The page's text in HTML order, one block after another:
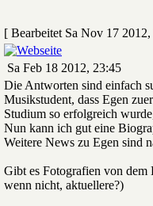
[ Bearbeitet Sa Nov 17
Sa Feb 18 2012, 23:45
Die Antworten sind einfach
Musikstudent, dass Egen
Studium so erfolgreich
Nun kann ich gut eine
Weitere News zu Egen sind
Gibt es Fotografien von dem
wenn nicht, aktuellere?)